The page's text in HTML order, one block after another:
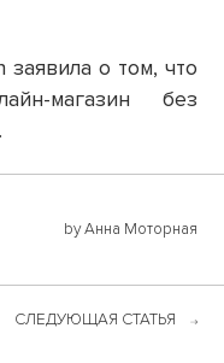
о том, что
магазин без
by Анна Моторная
СЛЕДУЮЩАЯ СТАТЬЯ